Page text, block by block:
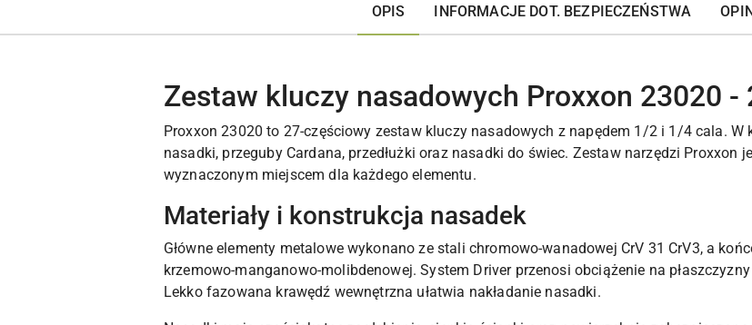
OPIS INFORMACJE DOT. BEZPIECZEŃSTWA
Zestaw kluczy nasadowych Proxxon 23020 -
Proxxon 23020 to 27-częściowy zestaw kluczy nasadowych z napędem 1/2 i 1/4 cala.
nasadki, przeguby Cardana, przedłużki oraz nasadki do świec. Zestaw narzędzi Proxxon
wyznaczonym miejscem dla każdego elementu.
Materiały i konstrukcja nasadek
Główne elementy metalowe wykonano ze stali chromowo-wanadowej CrV 31 CrV3, a
krzemowo-manganowo-molibdenowej. System Driver przenosi obciążenie na
Lekko fazowana krawędź wewnętrzna ułatwia nakładanie nasadki.